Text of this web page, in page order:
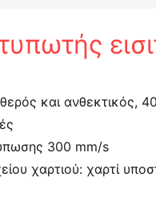
και ανθεκτικός,
300 mm/s
χαρτιού: χαρτί